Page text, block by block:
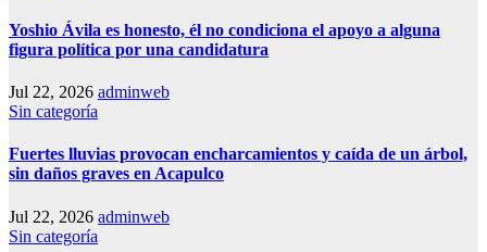
Yoshio Ávila es honesto, él no condiciona el apoyo a alguna
figura política por una candidatura
Jul 22, 2026 adminweb
Sin categoría
Fuertes lluvias provocan encharcamientos y caída de un árbol,
sin daños graves en Acapulco
Jul 22, 2026 adminweb
Sin categoría